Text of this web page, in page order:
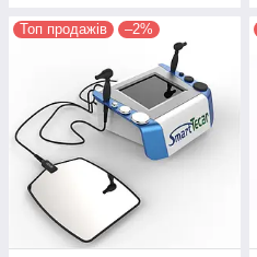
Топ продажів –2%